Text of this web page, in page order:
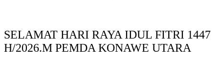
SELAMAT HARI RAYA IDUL FITRI 1447
H/2026.M PEMDA KONAWE UTARA